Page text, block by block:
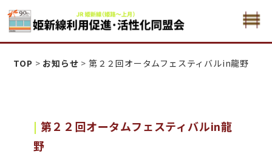
姫新線利用促進活性化・同盟会
TOP > お知らせ > 第２２回オータムフェスティバルin龍野
第２２回オータムフェスティバルin龍
野